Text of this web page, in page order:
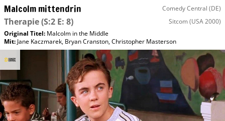
Malcolm mittendrin Comedy Central (DE)
Therapie(S:2 E: 8) Sitcom (USA 2000)
Original Titel: Malcolm in the Middle
Mit: Jane Kaczmarek, Bryan Cranston,Christopher Masterson